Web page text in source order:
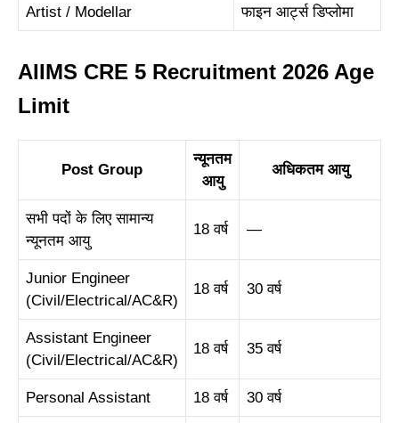
Artist / Modellar फाइन आर्ट्स डिप्लोमा
AIIMS CRE 5 Recruitment 2026 Age
Limit
Post Group
न्यूनतम
आयु
अधिकतम आयु
सभी पदों के लिए सामान्य
न्यूनतम आयु
18 वर्ष —
Junior Engineer
(Civil/Electrical/AC&R)
18 वर्ष 30 वर्ष
Assistant Engineer
(Civil/Electrical/AC&R)
18 वर्ष 35 वर्ष
Personal Assistant 18 वर्ष 30 वर्ष